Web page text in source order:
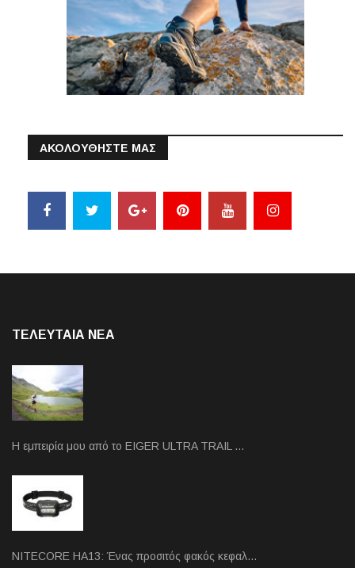
ΑΚΟΛΟΥΘΗΣΤΕ ΜΑΣ
ΤΕΛΕΥΤΑΙΑ NEA
Η εμπειρία μου από το EIGER ULTRA TRAIL …
NITECORE HA13: Ένας προσιτός φακός κεφαλ…